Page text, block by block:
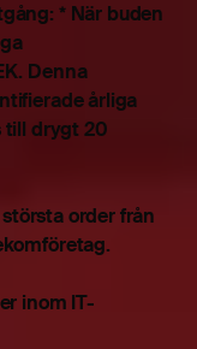
* När buden
Denna
årliga
till drygt 20
order från
inom IT-